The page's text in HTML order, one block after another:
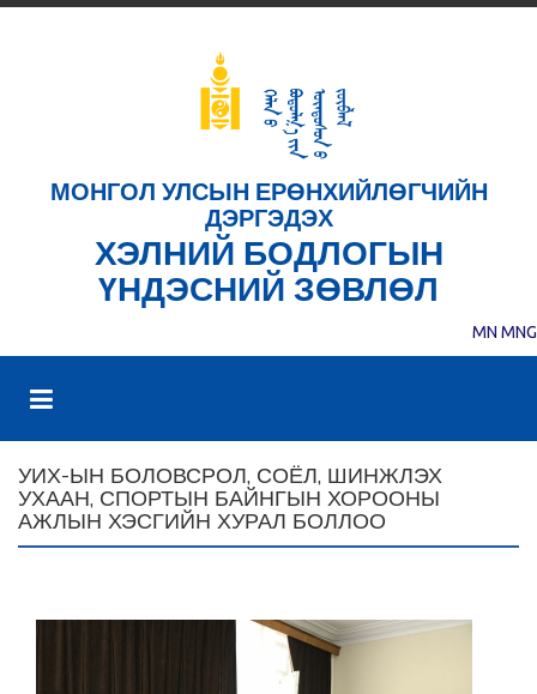
МОНГОЛ УЛСЫН ЕРӨНХИЙЛӨГЧИЙН
ДЭРГЭДЭХ
ХЭЛНИЙ БОДЛОГЫН
ҮНДЭСНИЙ ЗӨВЛӨЛ
MN MNG
УИХ-ЫН БОЛОВСРОЛ, СОЁЛ, ШИНЖЛЭХ
УХААН, СПОРТЫН БАЙНГЫН ХОРООНЫ
АЖЛЫН ХЭСГИЙН ХУРАЛ БОЛЛОО